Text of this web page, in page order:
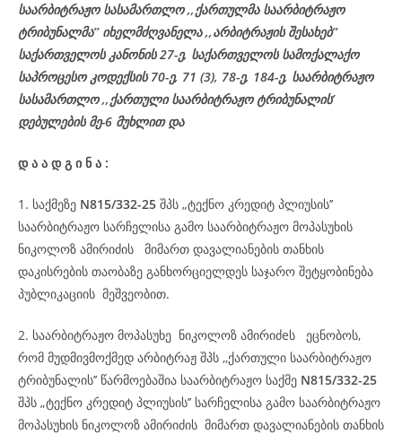
საარბიტრაჟო სასამართლო ,,ქართულმა საარბიტრაჟო
ტრიბუნალმა’’ იხელმძღვანელა,,არბიტრაჟის შესახებ’’
საქართველოს კანონის 27-ე, საქართველოს სამოქალაქო
საპროცესო კოდექსის 70-ე, 71 (3), 78-ე, 184-ე, საარბიტრაჟო
სასამართლო ,,ქართული საარბიტრაჟო ტრიბუნალის’
დებულების მე-6 მუხლით და
დ ა ა დ გ ი ნ ა :
1. საქმეზე N815/332-25 შპს „ტექნო კრედიტ პლიუსის’’
საარბიტრაჟო სარჩელისა გამო საარბიტრაჟო მოპასუხის
ნიკოლოზ ამირიძის მიმართ დავალიანების თანხის
დაკისრების თაობაზე განხორციელდეს საჯარო შეტყობინება
პუბლიკაციის მეშვეობით.
2. საარბიტრაჟო მოპასუხე ნიკოლოზ ამირიძeს ეცნობოს,
რომ მუდმივმოქმედ არბიტრაჟ შპს ,,ქართული საარბიტრაჟო
ტრიბუნალის’’ წარმოებაშია საარბიტრაჟო საქმე N815/332-25
შპს „ტექნო კრედიტ პლიუსის’’ სარჩელისა გამო საარბიტრაჟო
მოპასუხის ნიკოლოზ ამირიძის მიმართ დავალიანების თანხის